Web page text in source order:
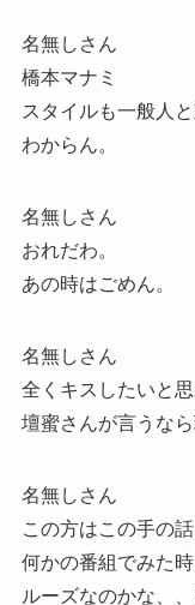
名無しさん
橋本マナミ
スタイルも一般人
わからん。
名無しさん
おれだわ。
あの時はごめん。
名無しさん
全くキスしたいと思
壇蜜さんが言うな
名無しさん
この方はこの手の
何かの番組でみた
ルーズなのかな、